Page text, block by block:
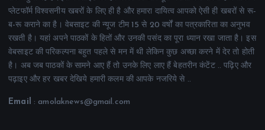
प्लेटफॉर्म विश्वसनीय खबरों के लिए ही है और हमारा दायित्व आपको ऐसी ही खबरों से रू-
ब-रू कराने का है। वेबसाइट की न्यूज टीम 15 से 20 वर्षों का पत्रकारिता का अनुभव
रखती है। यहां अपने पाठकों के हितों और उनकी पसंद का पूरा ध्यान रखा जाता है। इस
वेबसाइट की परिकल्पना बहुत पहले से मन में थी लेकिन कुछ अच्छा करने में देर तो होती
है। अब जब पाठकों के सामने आए हैं तो उनके लिए लाए हैं बेहतरीन कंटेंट .. पढ़िए और
पढ़ाइए और हर खबर देखिये हमारी कलम की आपके नजरिये से ..
Email : amolaknews@gmail.com